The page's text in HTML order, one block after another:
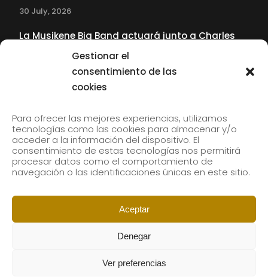
Gestionar el
consentimiento de las
cookies
Para ofrecer las mejores experiencias, utilizamos
tecnologías como las cookies para almacenar y/o
acceder a la información del dispositivo. El
consentimiento de estas tecnologías nos permitirá
procesar datos como el comportamiento de
navegación o las identificaciones únicas en este sitio.
Aceptar
Denegar
Ver preferencias
30 July, 2026
La Musikene Big Band actuará junto a Charles
Tolliver en el 61 Jazzaldia
Subscribe to our newsletter to receive our news by
email.